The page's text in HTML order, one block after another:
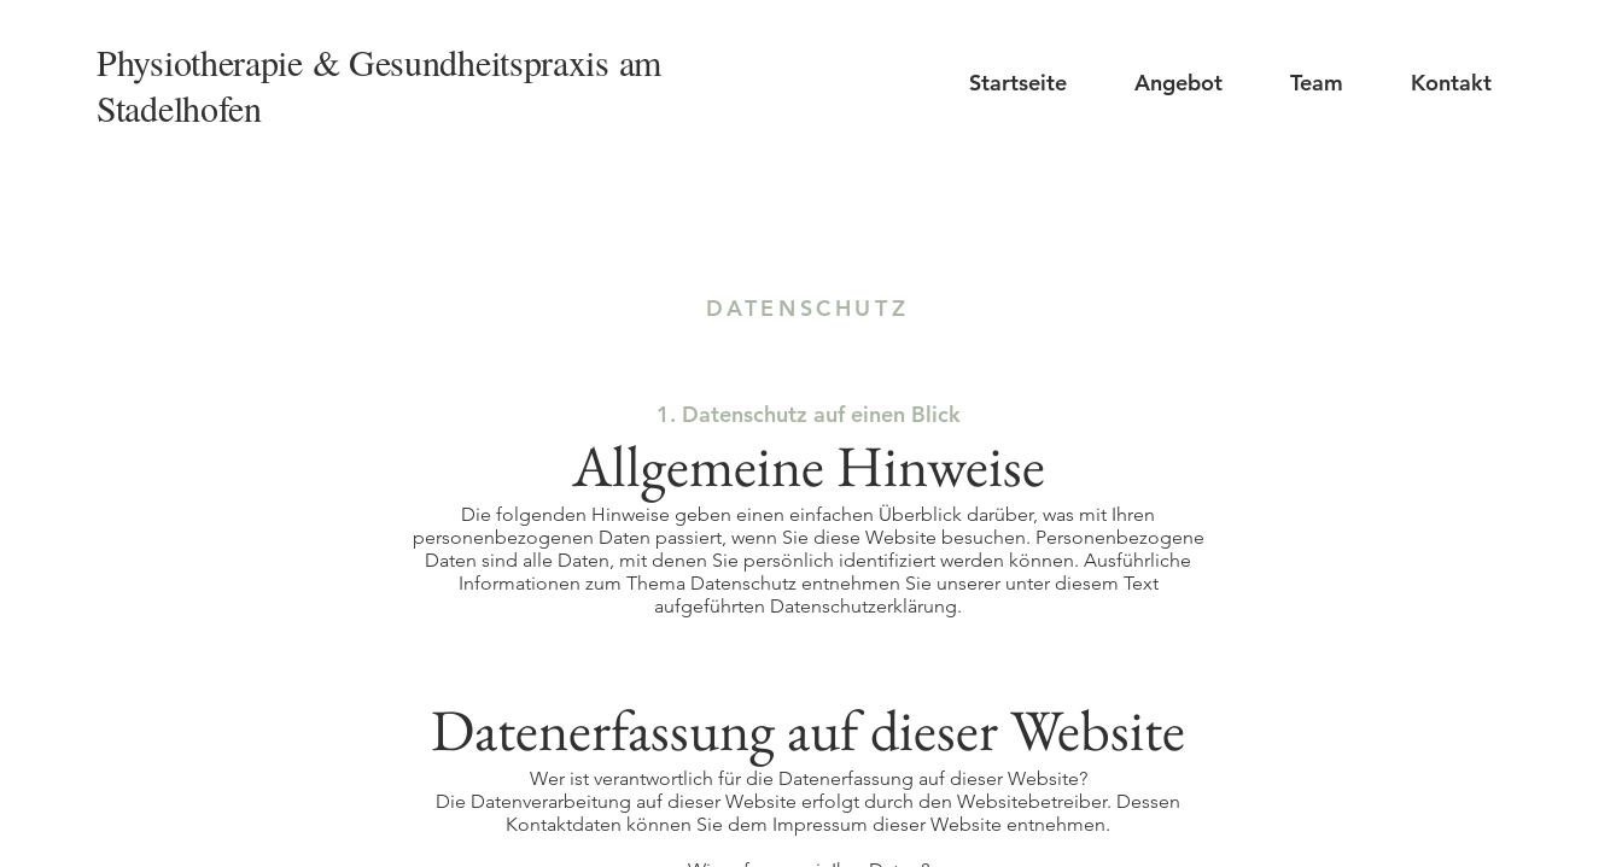
Physiotherapie & Gesundheitspraxis am
Stadelhofen
Startseite Angebot Team Kontakt
DATENSCHUTZ
1. Datenschutz auf einen Blick
Allgemeine Hinweise
Die folgenden Hinweise geben einen einfachen Überblick darüber, was mit Ihren
personenbezogenen Daten passiert, wenn Sie diese Website besuchen. Personenbezogene
Daten sind alle Daten, mit denen Sie persönlich identifiziert werden können. Ausführliche
Informationen zum Thema Datenschutz entnehmen Sie unserer unter diesem Text
aufgeführten Datenschutzerklärung.
Datenerfassung auf dieser Website
Wer ist verantwortlich für die Datenerfassung auf dieser Website?
Die Datenverarbeitung auf dieser Website erfolgt durch den Websitebetreiber. Dessen
Kontaktdaten können Sie dem Impressum dieser Website entnehmen.